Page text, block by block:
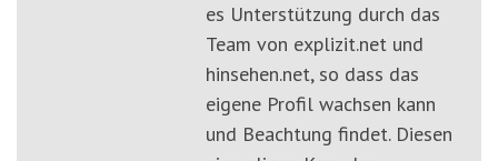
es Unterstützung durch das
Team von explizit.net und
hinsehen.net, so dass das
eigene Profil wachsen kann
und Beachtung findet. Diesen